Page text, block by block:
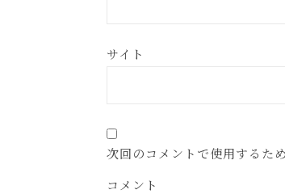
サイト
次回のコメントで使用するた
コメント